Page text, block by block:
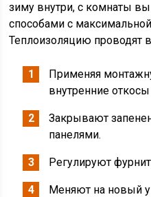
зиму внутри, с комнаты
способами с
Теплоизоляцию проводят
Применяя
внутренние
Закрывают
панелями.
Регулируют
Меняют на новый